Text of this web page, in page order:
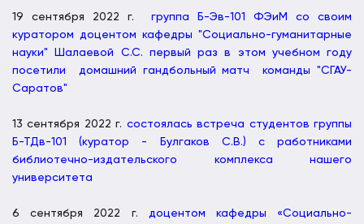
19 сентября 2022 г. группа Б-Эв-101 ФЭиМ со своим
куратором доцентом кафедры "Социально-гуманитарные
науки" Шалаевой С.С. первый раз в этом учебном году
посетили домашний гандбольный матч команды "СГАУ-
Саратов"
13 сентября 2022 г. состоялась встреча студентов группы
Б-ТДв-101 (куратор - Булгаков С.В.) с работниками
библиотечно-издательского комплекса нашего
университета
6 сентября 2022 г. доцентом кафедры «Социально-